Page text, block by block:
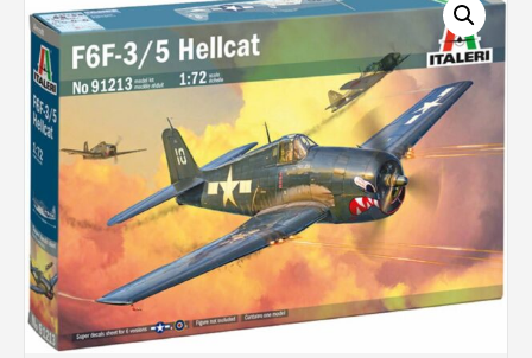
-20%Pouvoir d'achat
Rechercher des produits...
Mon panier0
€
Connexion / Inscription
Véhicules
Avions
Bateaux
Trains